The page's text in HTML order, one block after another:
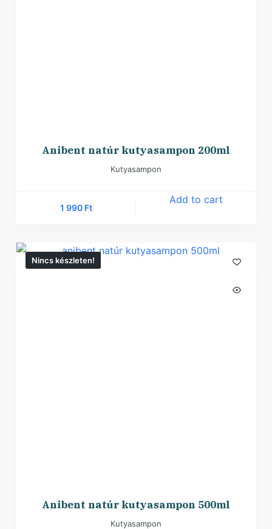
Anibent natúr kutyasampon 200ml
Kutyasampon
1 990 Ft
Add to cart
Nincs készleten!
Anibent natúr kutyasampon 500ml
Kutyasampon